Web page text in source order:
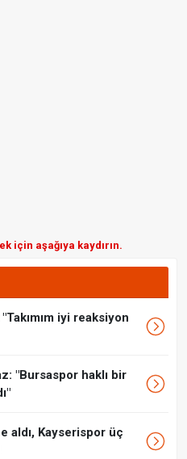
için aşağıya kaydırın.
iyi reaksiyon
"Bursaspor haklı bir
aldı, Kayserispor üç